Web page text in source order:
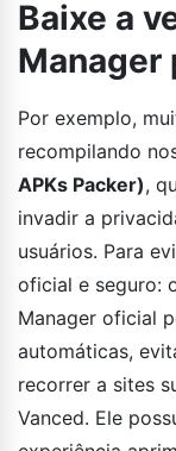
Baixe a
Manager
Por exemplo,
recompilando
APKs Packer),
invadir a
usuários. Para
oficial e seguro:
Manager oficial
automáticas,
recorrer a sites
Vanced. Ele